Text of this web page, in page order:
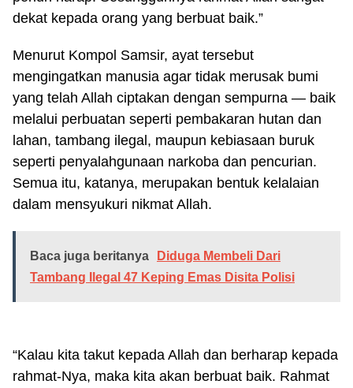
dekat kepada orang yang berbuat baik.”
Menurut Kompol Samsir, ayat tersebut
mengingatkan manusia agar tidak merusak bumi
yang telah Allah ciptakan dengan sempurna — baik
melalui perbuatan seperti pembakaran hutan dan
lahan, tambang ilegal, maupun kebiasaan buruk
seperti penyalahgunaan narkoba dan pencurian.
Semua itu, katanya, merupakan bentuk kelalaian
dalam mensyukuri nikmat Allah.
Baca juga beritanya
Diduga Membeli Dari
Tambang Ilegal 47 Keping Emas Disita Polisi
“Kalau kita takut kepada Allah dan berharap kepada
rahmat-Nya, maka kita akan berbuat baik. Rahmat